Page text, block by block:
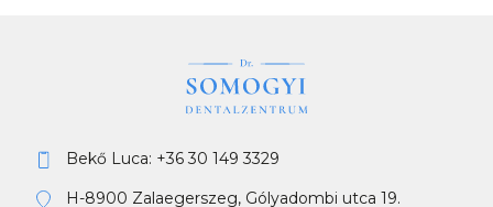
Bekő Luca: +36 30 149 3329
H-8900 Zalaegerszeg, Gólyadombi utca 19.